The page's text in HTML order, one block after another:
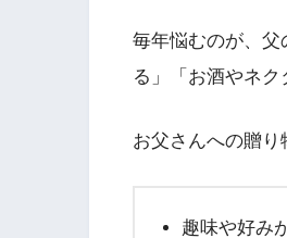
毎年悩むのが、
る」「お酒やネク
お父さんへの贈り
趣味や好み